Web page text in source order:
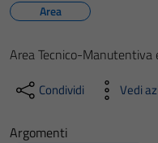
Area
Area Tecnico-
Condividi Vedi
Argomenti